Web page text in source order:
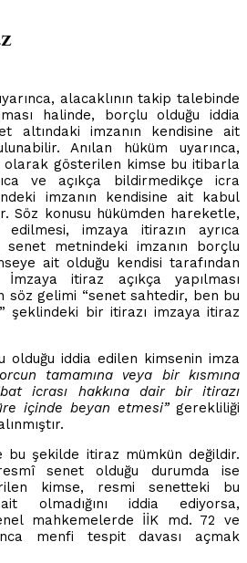
alacaklının takip talebinde
halinde, borçlu olduğu iddia
altındaki imzanın kendisine ait
Anılan hüküm uyarınca,
gösterilen kimse bu itibarla
ve açıkça bildirmedikçe icra
imzanın kendisine ait kabul
Söz konusu hükümden hareketle,
imzaya itirazın ayrıca
metnindeki imzanın borçlu
ait olduğu kendisi tarafından
itiraz açıkça yapılması
söz gelimi “senet sahtedir, ben bu
şeklindeki bir itirazı imzaya itiraz
olduğu iddia edilen kimsenin imza
tamamına veya bir kısmına
icrası hakkına dair bir itirazı
içinde beyan etmesi” gerekliliği
bu şekilde itiraz mümkün değildir.
resmî senet olduğu durumda ise
kimse, resmi senetteki bu
olmadığını iddia ediyorsa,
mahkemelerde İİK md. 72 ve
menfi tespit davası açmak